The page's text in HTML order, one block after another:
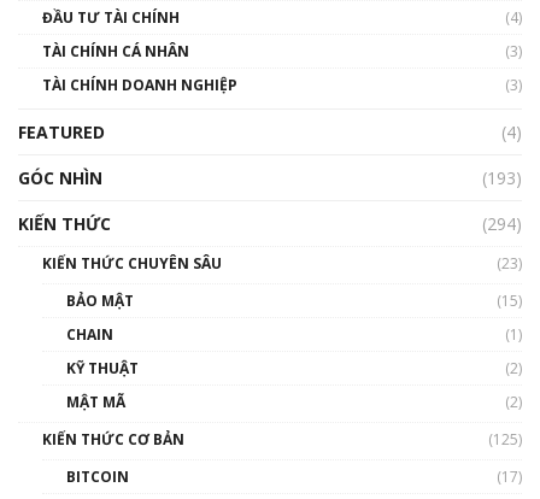
00:02:14
đến hệ sinh thái tiền mã hoá | Phổ cập
00:43:47
ĐẦU TƯ TÀI CHÍNH
(4)
TÀI CHÍNH CÁ NHÂN
(3)
TÀI CHÍNH DOANH NGHIỆP
(3)
FEATURED
(4)
GÓC NHÌN
(193)
KIẾN THỨC
(294)
KIẾN THỨC CHUYÊN SÂU
(23)
BẢO MẬT
(15)
CHAIN
(1)
KỸ THUẬT
(2)
MẬT MÃ
(2)
KIẾN THỨC CƠ BẢN
(125)
BITCOIN
(17)